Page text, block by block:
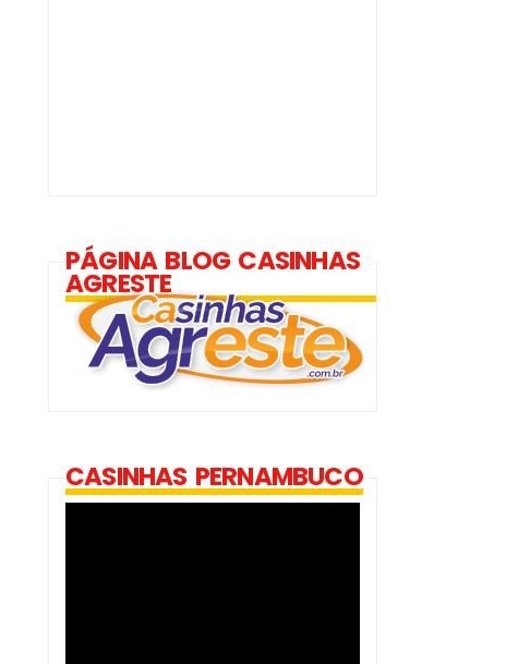
PÁGINA BLOG CASINHAS
AGRESTE
CASINHAS PERNAMBUCO